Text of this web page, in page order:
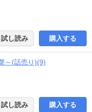
し読み 購入する
～(話売り)(9)
し読み 購入する